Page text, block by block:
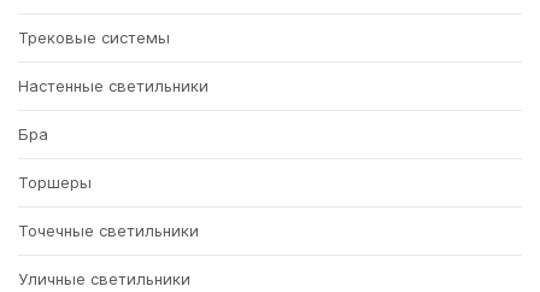
Трековые системы
Настенные светильники
Бра
Торшеры
Точечные светильники
Уличные светильники